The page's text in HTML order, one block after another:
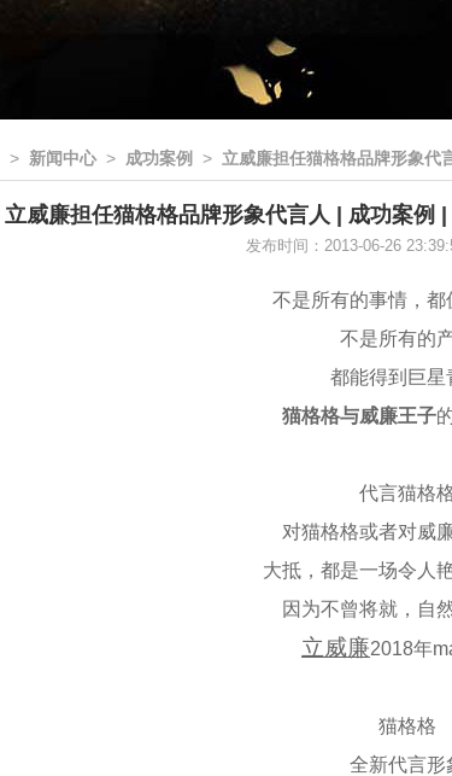
> 新闻中心 > 成功案例 > 立威廉担任猫格格品牌形象代
立威廉担任猫格格品牌形象代言人 | 成功案例
发布时间：2013-06-26
不是所有的事情，都
不是所有的
都能得到巨星
猫格格与威廉王子
代言猫格
对猫格格或者对威
大抵，都是一场令人
因为不曾将就，自
立威廉2018年
猫格格
全新代言形